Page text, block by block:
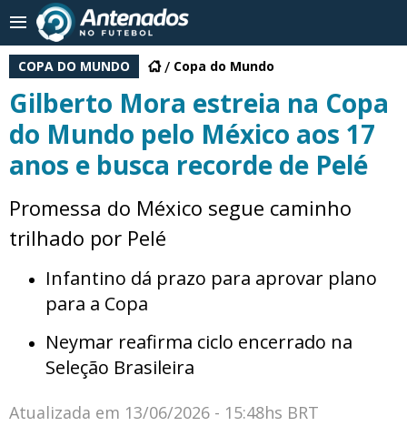
COPA DO MUNDO Copa do Mundo
Gilberto Mora estreia na Copa
do Mundo pelo México aos 17
anos e busca recorde de Pelé
Promessa do México segue caminho
trilhado por Pelé
Infantino dá prazo para aprovar plano
para a Copa
Neymar reafirma ciclo encerrado na
Seleção Brasileira
Atualizada em 13/06/2026 - 15:48hs BRT